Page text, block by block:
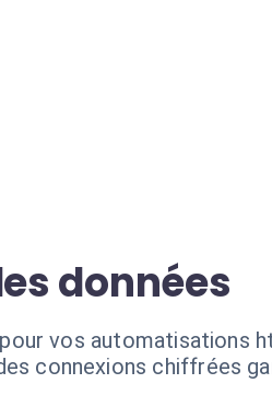
données
vos automatisations
connexions chiffrées